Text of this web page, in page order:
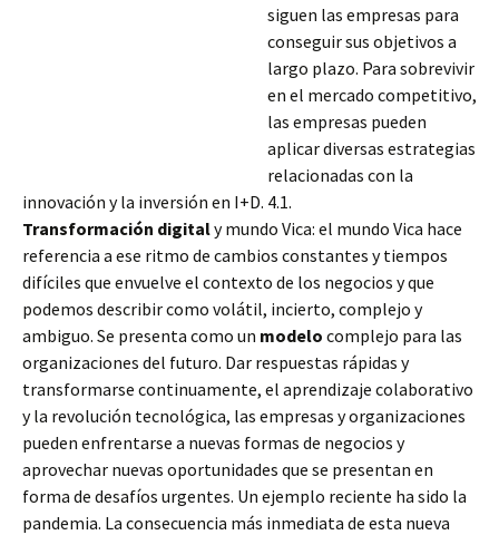
siguen las empresas para
conseguir sus objetivos a
largo plazo. Para sobrevivir
en el mercado competitivo,
las empresas pueden
aplicar diversas estrategias
relacionadas con la
innovación y la inversión en I+D. 4.1.
Transformación digitaly mundo Vica: el mundo Vica hace
referencia a ese ritmo de cambios constantes y tiempos
difíciles que envuelve el contexto de los negocios y que
podemos describir como volátil, incierto, complejo y
ambiguo. Se presenta como un modelo complejo para las
organizaciones del futuro. Dar respuestas rápidas y
transformarse continuamente, el aprendizaje colaborativo
y la revolución tecnológica, las empresas y organizaciones
pueden enfrentarse a nuevas formas de negocios y
aprovechar nuevas oportunidades que se presentan en
forma de desafíos urgentes. Un ejemplo reciente ha sido la
pandemia. La consecuencia más inmediata de esta nueva